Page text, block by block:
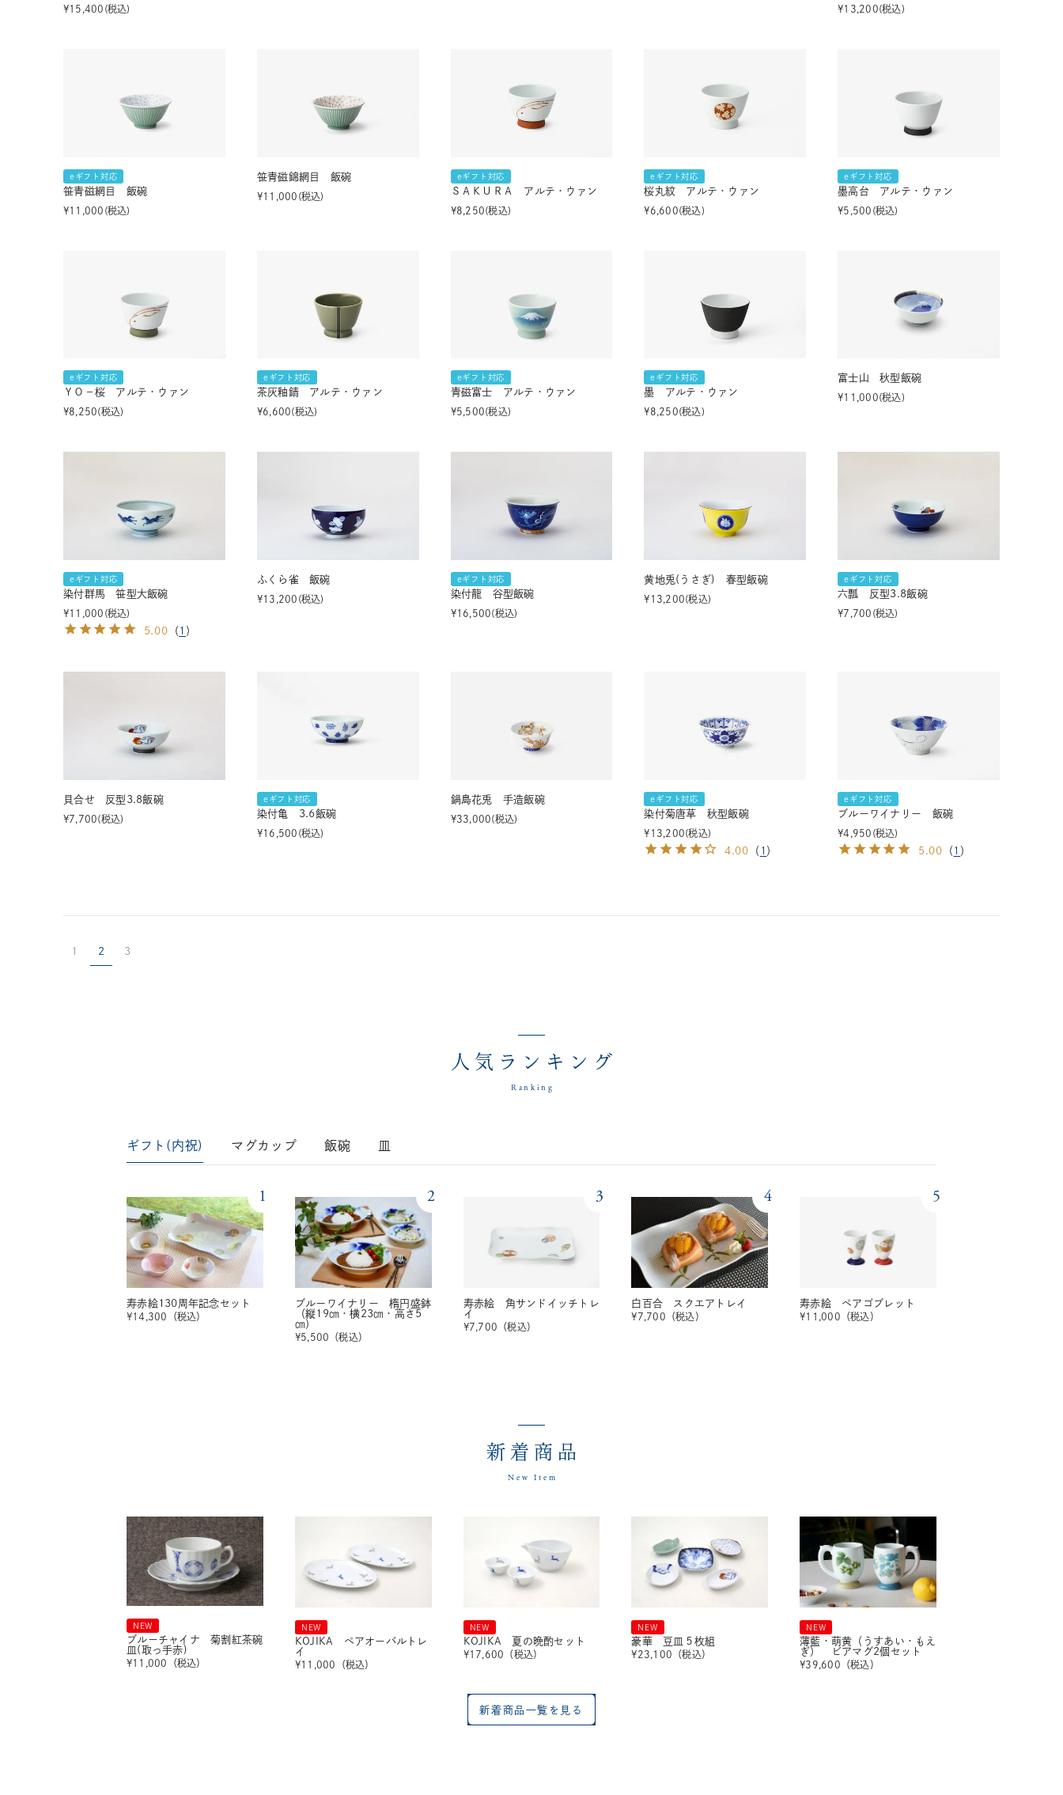
¥15,400 税込 ¥13,200 税込
eギフト対応
笹青磁網目 飯碗
¥11,000 税込
笹青磁錦網目 飯碗
¥11,000 税込
eギフト対応
ＳＡＫＵＲＡ アルテ・ウァン
¥8,250 税込
eギフト対応
桜丸紋 アルテ・ウァン
¥6,600 税込
eギフト対応
墨高台 アルテ・ウァン
¥5,500 税込
eギフト対応
ＹＯ－桜 アルテ・ウァン
¥8,250 税込
eギフト対応
茶灰釉錆 アルテ・ウァン
¥6,600 税込
eギフト対応
青磁富士 アルテ・ウァン
¥5,500 税込
eギフト対応
墨 アルテ・ウァン
¥8,250 税込
富士山 秋型飯碗
¥11,000 税込
eギフト対応
染付群馬 笹型大飯碗
¥11,000 税込
5.00 （ 1 ）
ふくら雀 飯碗
¥13,200 税込
eギフト対応
染付龍 谷型飯碗
¥16,500 税込
黄地兎(うさぎ) 春型飯碗
¥ 13,200 税込
eギフト対応
六瓢 反型3.8飯碗
¥7,700 税込
貝合せ 反型3.8飯碗
¥7,700 税込
eギフト対応
染付亀 3.6飯碗
¥16,500 税込
鍋島花兎 手造飯碗
¥33,000 税込
eギフト対応
染付菊唐草 秋型飯碗
¥ 13,200 税込
4.00 （ 1 ）
eギフト対応
ブルーワイナリー 飯碗
¥4,950 税込
5.00 （ 1 ）
1 2 3
人気ランキング
Ranking
ギフト(内祝) マグカップ 飯碗 皿
1
寿赤絵130周年記念セット
¥14,300 （税込）
2
ブルーワイナリー 楕円盛鉢
（縦19㎝・横23㎝・高さ5
㎝）
¥5,500 （税込）
3
寿赤絵 角サンドイッチトレ
イ
¥7,700 （税込）
4
白百合 スクエアトレイ
¥7,700 （税込）
5
寿赤絵 ペアゴブレット
¥11,000 （税込）
新着商品
New Item
NEW
ブルーチャイナ 菊割紅茶碗
皿(取っ手赤)
¥11,000 （税込）
NEW
KOJIKA ペアオーバルトレ
イ
¥11,000 （税込）
NEW
KOJIKA 夏の晩酌セット
¥17,600 （税込）
NEW
豪華 豆皿５枚組
¥23,100 （税込）
NEW
薄藍・萌黄（うすあい・もえ
ぎ） ビアマグ2個セット
¥39,600 （税込）
新着商品一覧を見る